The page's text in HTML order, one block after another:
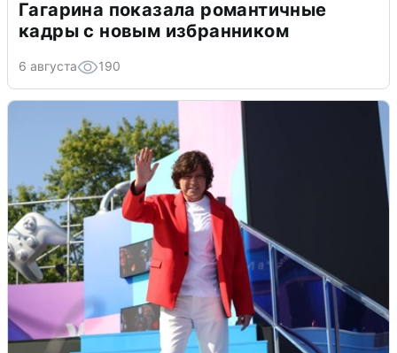
Гагарина показала романтичные
кадры с новым избранником
6 августа 190